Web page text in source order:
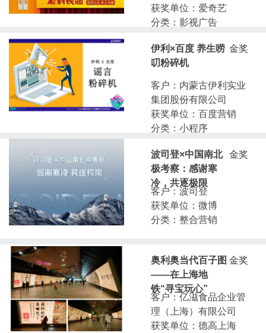
获奖单位：爱奇艺
分类：影视广告
金奖
伊利×百度 养生唠
叨粉碎机
客户：内蒙古伊利实业
集团股份有限公司
获奖单位：百度营销
分类：小程序
金奖
波司登×中国南北
极考察：感谢寒
冷，共逐极限
客户：波司登
获奖单位：微博
分类：整合营销
金奖
奥利奥当代百子图
——在上海地
铁“寻宝玩心”
客户：亿滋食品企业管
理（上海）有限公司
获奖单位：德高上海